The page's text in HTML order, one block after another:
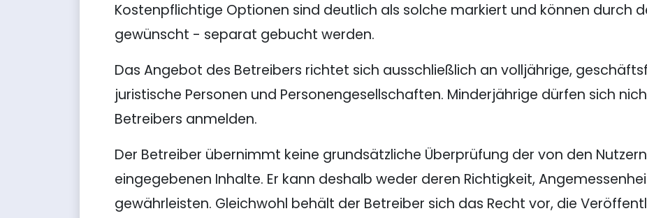
Kostenpflichtige Optionen sind deutlich als solche markiert und können durch
gewünscht - separat gebucht werden.
Das Angebot des Betreibers richtet sich ausschließlich an volljährige,
juristische Personen und Personengesellschaften. Minderjährige dürfen sich
Betreibers anmelden.
Der Betreiber übernimmt keine grundsätzliche Überprüfung der von den
eingegebenen Inhalte. Er kann deshalb weder deren Richtigkeit,
gewährleisten. Gleichwohl behält der Betreiber sich das Recht vor, die